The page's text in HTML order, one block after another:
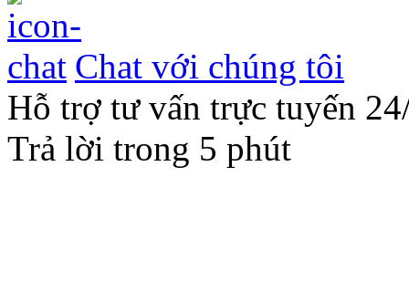
Chat với chúng tôi
Hỗ trợ tư vấn trực tuyến
Trả lời trong 5 phút